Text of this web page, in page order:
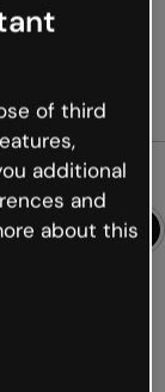
of third
additional
and
about this